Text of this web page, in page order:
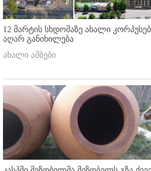
12 მარტის სხდომაზე ახალი
აღარ განიხილება
ახალი ამბები